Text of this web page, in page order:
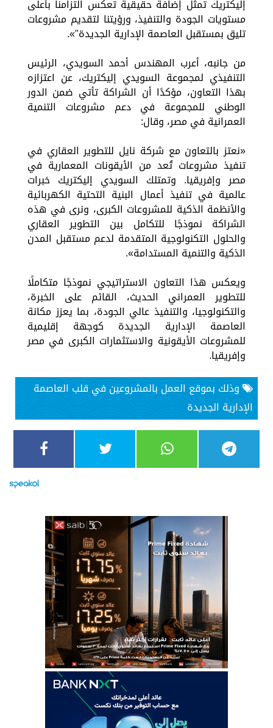
إليكتريك تمثل إضافة حقيقية تعكس التزامنا بأعلى
مستويات الجودة والتنفيذ، ورؤيتنا لتقديم مشروعات
تليق بمستقبل العاصمة الإدارية الجديدة"».
من جانبه، أعرب المهندس أحمد السويدي، الرئيس
التنفيذي لمجموعة السويدي إليكتريك، عن اعتزازه
بهذا التعاون، مؤكدًا أن الشراكة تأتي ضمن الدور
الوطني للمجموعة في دعم مشروعات التنمية
العمرانية في مصر، وقال:
«نعتز بالتعاون مع شركة نايل للتطوير العقاري في
تنفيذ مشروعات تُعد من الأيقونات المعمارية في
مصر وإفريقيا. وتمتلك السويدي إليكتريك خبرات
عالمية في تنفيذ أعمال البنية التحتية الكهربائية
والأنظمة الذكية للمشروعات الكبرى، ونرى في هذه
الشراكة نموذجًا للتكامل بين التطوير العقاري
والحلول التكنولوجية المتقدمة لدعم مستقبل المدن
الذكية والتنمية المستدامة».
ويعكس هذا التعاون الاستراتيجي نموذجًا متكاملًا
للتطوير العمراني الحديث، القائم على الخبرة،
والتكنولوجيا، والتنفيذ عالي الجودة، بما يعزز مكانة
العاصمة الإدارية الجديدة كوجهة إقليمية
للمشروعات الأيقونية والاستثمارات الكبرى في مصر
وإفريقيا.
وذلك بموقع العمل بالمشروعين في قلب العاصمة
الإدارية الجديدة